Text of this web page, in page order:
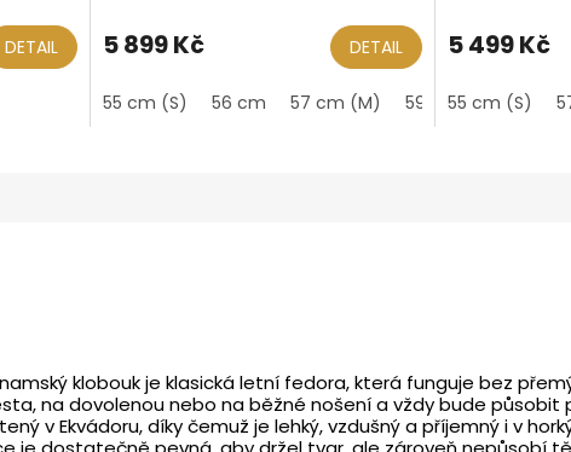
DETAIL 5 899 Kč DETAIL
55 cm (S) 56 cm 57 cm (M) 59 cm (L) 60 cm
5 499 Kč
55 cm (S)
klobouk je klasická letní fedora, která funguje bez
na dovolenou nebo na běžné nošení a vždy bude působit
v Ekvádoru, díky čemuž je lehký, vzdušný a příjemný i v